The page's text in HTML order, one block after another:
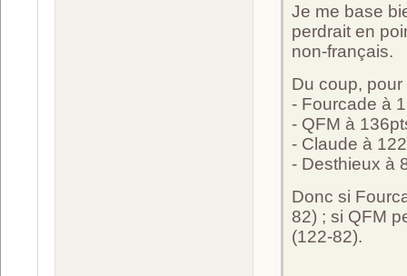
Je me base
perdrait en
non-français.
Du coup,
- Fourcade à
- QFM à
- Claude à
- Desthieux à
Donc si
82) ; si QFM
(122-82).